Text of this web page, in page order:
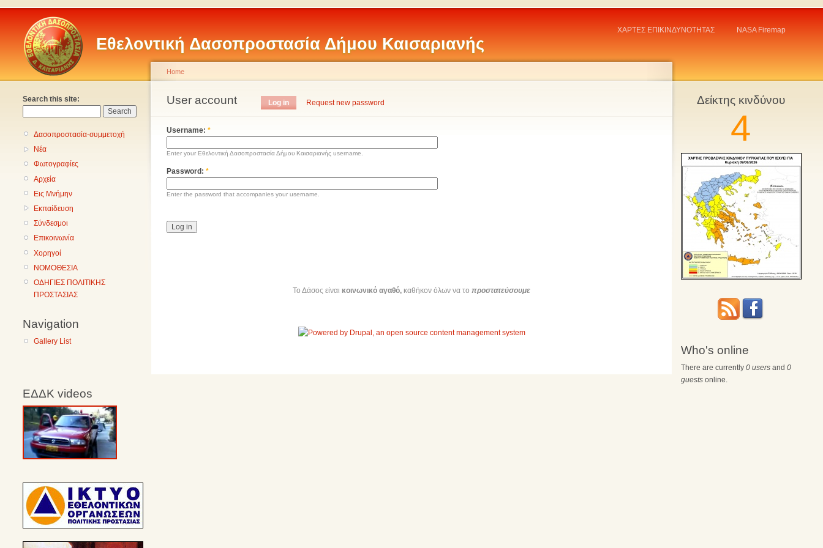
Εθελοντική Δασοπροστασία Δήμου Καισαριανής
ΧΑΡΤΕΣ ΕΠΙΚΙΝΔΥΝΟΤΗΤΑΣ NASA Firemap
Search this site:
Δασοπροστασία-συμμετοχή
Νέα
Φωτογραφίες
Αρχεία
Εις Μνήμην
Εκπαίδευση
Σύνδεσμοι
Επικοινωνία
Χορηγοί
ΝΟΜΟΘΕΣΙΑ
ΟΔΗΓΙΕΣ ΠΟΛΙΤΙΚΗΣ
ΠΡΟΣΤΑΣΙΑΣ
Navigation
Gallery List
ΕΔΔΚ videos
Home
User account Log in Request new password
Username: *
Enter your Εθελοντική Δασοπροστασία Δήμου Καισαριανής username.
Password: *
Enter the password that accompanies your username.
Το Δάσος είναι κοινωνικό αγαθό, καθήκον όλων να το προστατεύσουμε
Δείκτης κινδύνου
4
Who's online
There are currently 0 users and 0
guests online.